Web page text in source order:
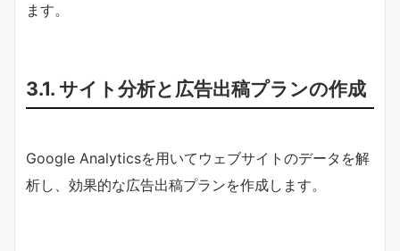
ます。
3.1. サイト分析と広告出稿プランの作成
Google Analyticsを用いてウェブサイトのデータを解
析し、効果的な広告出稿プランを作成します。